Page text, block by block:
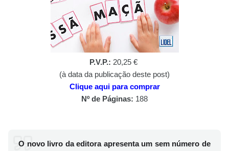
P.V.P.: 20,25 €
(à data da publicação deste post)
Clique aqui para comprar
Nº de Páginas: 188
O novo livro da editora apresenta um sem número de